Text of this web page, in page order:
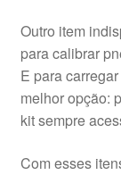
Outro item
para calibrar
E para
melhor opção:
kit sempre
Com esses